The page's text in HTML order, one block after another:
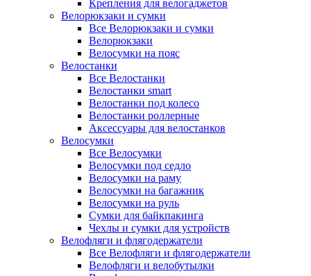
Крепления для велогаджетов
Велорюкзаки и сумки
Все Велорюкзаки и сумки
Велорюкзаки
Велосумки на пояс
Велостанки
Все Велостанки
Велостанки smart
Велостанки под колесо
Велостанки роллерные
Аксессуары для велостанков
Велосумки
Все Велосумки
Велосумки под седло
Велосумки на раму
Велосумки на багажник
Велосумки на руль
Сумки для байкпакинга
Чехлы и сумки для устройств
Велофляги и флягодержатели
Все Велофляги и флягодержатели
Велофляги и велобутылки